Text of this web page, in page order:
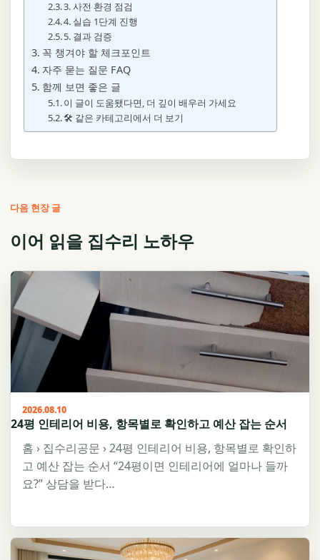
3. 사전 환경 점검
4. 실습 1단계 진행
5. 결과 검증
꼭 챙겨야 할 체크포인트
자주 묻는 질문 FAQ
함께 보면 좋은 글
이 글이 도움됐다면, 더 깊이 배우러 가세요
🛠️ 같은 카테고리에서 더 보기
다음 현장 글
이어 읽을 집수리 노하우
2026.08.10
24평 인테리어 비용, 항목별로 확인하고 예산 잡는 순서
홈 › 집수리공문 › 24평 인테리어 비용, 항목별로 확인하
고 예산 잡는 순서 “24평이면 인테리어에 얼마나 들까
요?” 상담을 받다…